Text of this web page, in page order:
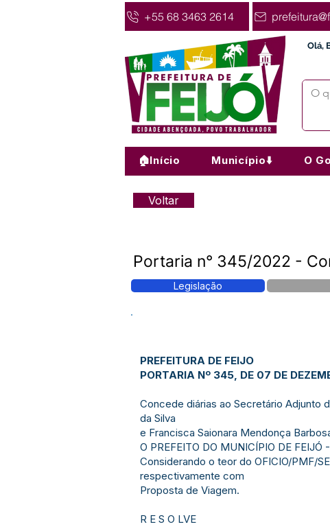
+55 68 3463 2614
Olá,
🏠Início Município⬇️ O
Voltar
Portaria n° 345/2022 -
Legislação
PREFEITURA DE FEIJO
PORTARIA Nº 345, DE 07 DE
Concede diárias ao Secretário Adjunto
da Silva
e Francisca Saionara Mendonça
O PREFEITO DO MUNICÍPIO DE
Considerando o teor do OFICIO/PMF/
respectivamente com
Proposta de Viagem.
R E S O LVE